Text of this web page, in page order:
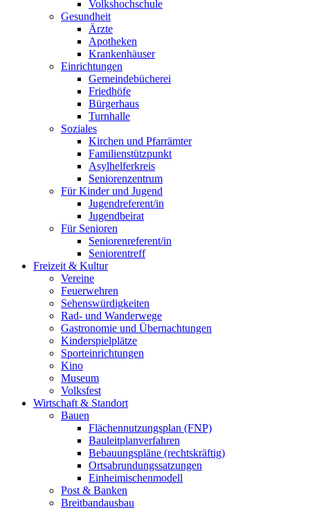
Volkshochschule
Gesundheit
Ärzte
Apotheken
Krankenhäuser
Einrichtungen
Gemeindebücherei
Friedhöfe
Bürgerhaus
Turnhalle
Soziales
Kirchen und Pfarrämter
Familienstützpunkt
Asylhelferkreis
Seniorenzentrum
Für Kinder und Jugend
Jugendreferent/in
Jugendbeirat
Für Senioren
Seniorenreferent/in
Seniorentreff
Freizeit & Kultur
Vereine
Feuerwehren
Sehenswürdigkeiten
Rad- und Wanderwege
Gastronomie und Übernachtungen
Kinderspielplätze
Sporteinrichtungen
Kino
Museum
Volksfest
Wirtschaft & Standort
Bauen
Flächennutzungsplan (FNP)
Bauleitplanverfahren
Bebauungspläne (rechtskräftig)
Ortsabrundungssatzungen
Einheimischenmodell
Post & Banken
Breitbandausbau